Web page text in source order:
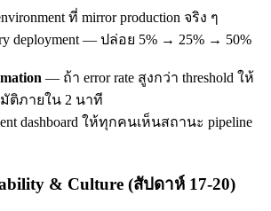
ที่ mirror production จริง ๆ
deployment — ปล่อย 5% → 25% → 50%
— ถ้า error rate สูงกว่า threshold ให้
ติภายใน 2 นาที
dashboard ให้ทุกคนเห็นสถานะ pipeline
& Culture (สัปดาห์ 17-20)